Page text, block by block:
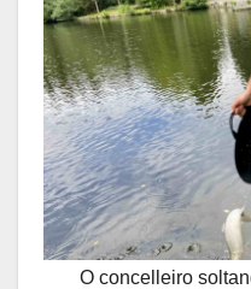
O concelleiro